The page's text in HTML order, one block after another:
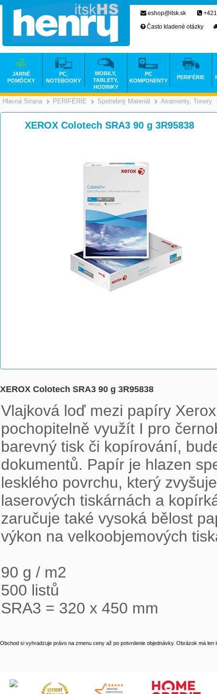
Hlavná Strana >
PERIFÉRIE >
Spotrebný Materiál >
Atramenty, Tonery
XEROX Colotech SRA3 90 g 3R95838
XEROX Colotech SRA3 90 g 3R95838
Vlajková loď mezi papíry
pochopitelně využít I pro
barevný tisk či kopírování,
dokumentů. Papír je hlazen
lesklého povrchu, který
laserových tiskárnách a
zaručuje také vysoká bělost
výkon na velkoobjemových
90 g / m2
500 listů
SRA3 = 320 x 450 mm
Obchod si vyhradzuje právo na zmenu ceny až po potvrdenie objednávky. Obrázok má len
eshop@itsk.sk
Často kladené otázky
JARNÉ
POMÔCKY
PC,
NOTEBOOKY
MOBILY,
TABLETY,
HODINKY
PC
KOMPONENTY
PERIFÉRIE